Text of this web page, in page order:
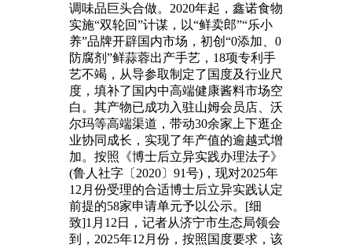
调味品巨头合做。2020年起，鑫诺食物
实施“双轮回”计谋，以“鲜卖郎”“乐小
养”品牌开辟国内市场，初创“0添加、0
防腐剂”鲜蒜蓉出产手艺，18项专利手
艺不竭，从导参取制定了国度及行业尺
度，填补了国内中高端健康酱料市场空
白。其产物已成功入驻山姆会员店、沃
尔玛等高端渠道，带动30余家上下逛企
业协同成长，实现了年产值的逾越式增
加。按照《博士后立异实践办理法子》
(鲁人社字〔2020〕91号)，现对2025年
12月份受理的合适博士后立异实践认定
前提的58家申请单元予以公示。[细
致]1月12日，记者从济宁市生态局领会
到，2025年12月份，按照国度要求，该